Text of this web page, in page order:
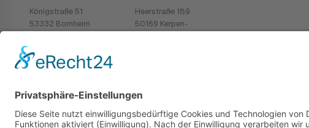
Königstraße 51
53332 Bornheim
Heerstraße 189
50169 Kerpen-